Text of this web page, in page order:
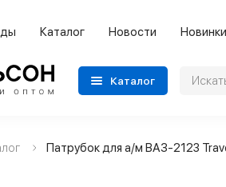
Каталог Новости Новинки
Каталог
Патрубок для а/м ВАЗ-2123